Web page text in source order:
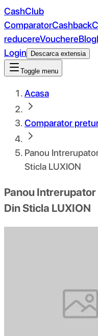
CashClub
ComparatorCashback
reducereVouchereBlog
Login
Descarca extensia
Toggle menu
Acasa
Comparator
Panou
Sticla LUXION
Panou
Din Sticla LUXION